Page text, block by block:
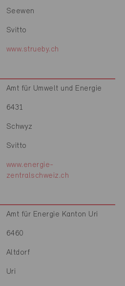
Seewen
Svitto
www.strueby.ch
Amt für Umwelt und Energie
6431
Schwyz
Svitto
www.energie-
zentralschweiz.ch
Amt für Energie Kanton Uri
6460
Altdorf
Uri